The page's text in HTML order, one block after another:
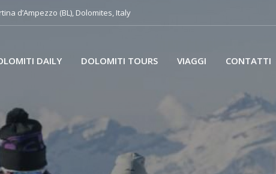
d’Ampezzo (BL), Dolomites, Italy
DAILY DOLOMITI TOURS VIAGGI CONTATTI